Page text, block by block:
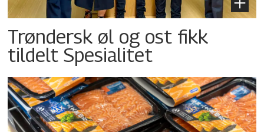
Trøndersk øl og ost fikk
tildelt Spesialitet